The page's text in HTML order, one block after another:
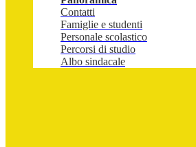
Contatti
Famiglie e studenti
Personale scolastico
Percorsi di studio
Albo sindacale